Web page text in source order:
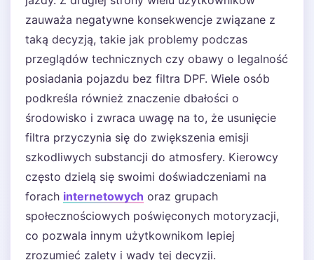
zauważa negatywne konsekwencje związane z
taką decyzją, takie jak problemy podczas
przeglądów technicznych czy obawy o legalność
posiadania pojazdu bez filtra DPF. Wiele osób
podkreśla również znaczenie dbałości o
środowisko i zwraca uwagę na to, że usunięcie
filtra przyczynia się do zwiększenia emisji
szkodliwych substancji do atmosfery. Kierowcy
często dzielą się swoimi doświadczeniami na
forach internetowych oraz grupach
społecznościowych poświęconych motoryzacji,
co pozwala innym użytkownikom lepiej
zrozumieć zalety i wady tej decyzji.